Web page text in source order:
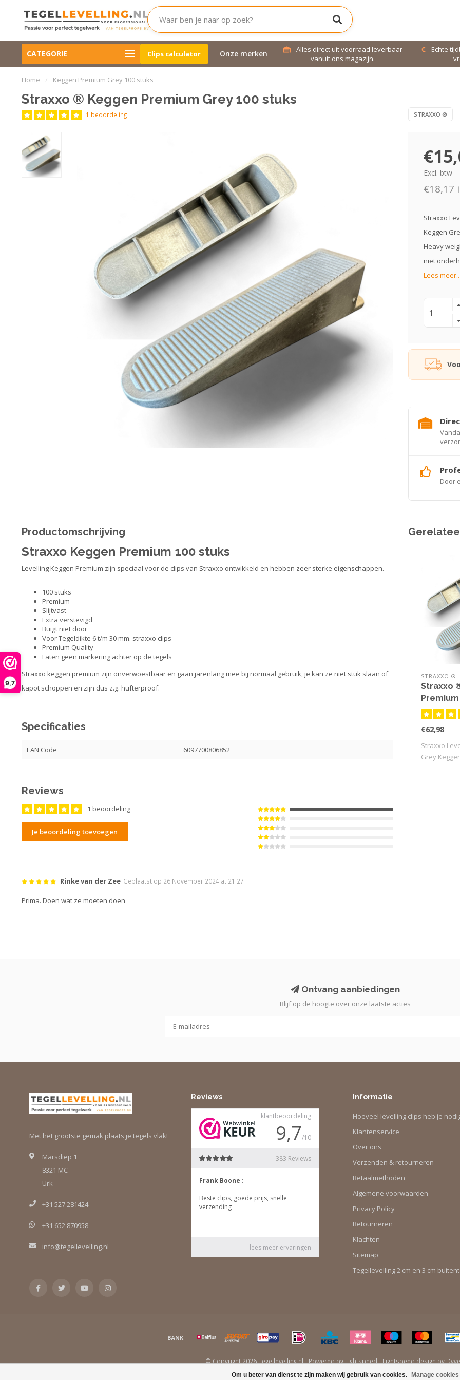
9,7
CATEGORIE Clips calculator
Clips Calculator Onze merken
Voor 1, 2 en 3 cm. tegeldikte
beschikbaar.
Wij zijn nagenoeg altijd bereikbaar!
Ook in de avonduren!
Alles direct uit voorraad leverbaar
vanuit ons magazijn.
Echte
Home / Keggen Premium Grey 100 stuks
Straxxo ® Keggen Premium Grey 100 stuks
1 beoordeling STRAXXO ®
Excl. btw
€18,17
Straxxo
Keggen
Heavy
niet
Lees meer..
Door
Productomschrijving
Straxxo Keggen Premium 100 stuks
Levelling Keggen Premium zijn speciaal voor de clips van Straxxo ontwikkeld en hebben zeer sterke eigenschappen.
100 stuks
Premium
Slijtvast
Extra verstevigd
Buigt niet door
Voor Tegeldikte 6 t/m 30 mm. straxxo clips
Premium Quality
Laten geen markering achter op de tegels
Straxxo keggen premium zijn onverwoestbaar en gaan jarenlang mee bij normaal gebruik, je kan ze niet stuk slaan of
kapot schoppen en zijn dus z.g. hufterproof.
Specificaties
EAN Code 6097700806852
Reviews
1 beoordeling
Je beoordeling toevoegen
Rinke van der Zee Geplaatst op 26 November 2024 at 21:27
Prima. Doen wat ze moeten doen
STRAXXO ®
Straxxo
€62,98
Straxxo
Grey
Om u beter van dienst te zijn maken wij gebruik van cookies. Manage cookies
Ontvang aanbiedingen
Blijf op de hoogte over onze laatste acties
Met het grootste gemak plaats je tegels vlak!
Marsdiep 1
8321 MC
Urk
+31 527 281424
+31 652 870958
info@tegellevelling.nl
Reviews Informatie
Hoeveel levelling clips heb je
Klantenservice
Over ons
Verzenden & retourneren
Betaalmethoden
Algemene voorwaarden
Privacy Policy
Retourneren
Klachten
Sitemap
Tegellevelling 2 cm en 3 cm
© Copyright 2026 Tegellevelling.nl - Powered byLightspeed-Lightspeed designby